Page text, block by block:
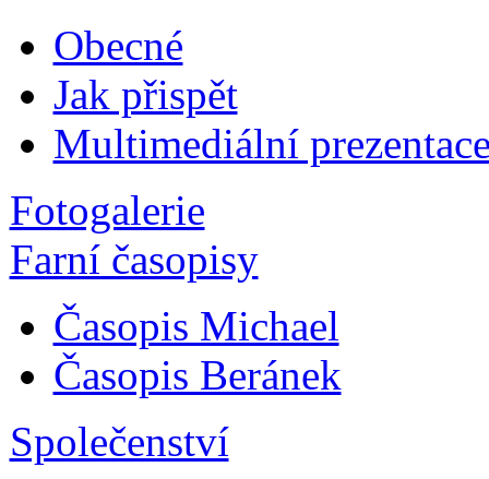
Obecné
Jak přispět
Multimediální
Fotogalerie
Farní časopisy
Časopis Michael
Časopis Beránek
Společenství